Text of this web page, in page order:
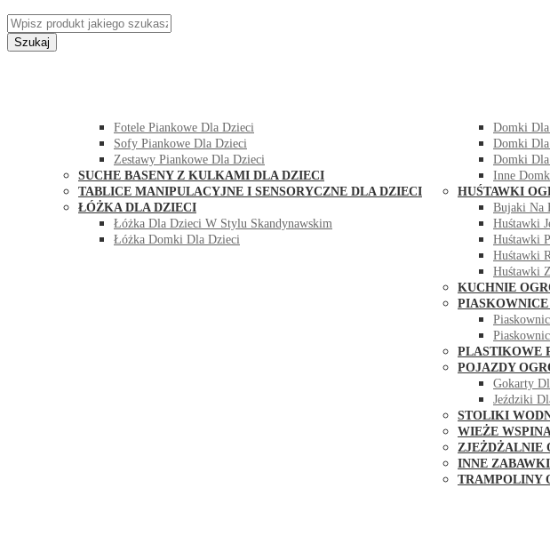
Szukaj
Fotele Piankowe Dla Dzieci
Sofy Piankowe Dla Dzieci
Zestawy Piankowe Dla Dzieci
SUCHE BASENY Z KULKAMI DLA DZIECI
TABLICE MANIPULACYJNE I SENSORYCZNE DLA DZIECI
ŁÓŻKA DLA DZIECI
Łóżka Dla Dzieci W Stylu Skandynawskim
Łóżka Domki Dla Dzieci
Domki
Domki Dla
Domki
Inne
HUŚTAWKI
Bujaki Na
Huśtawki
Huśtawki
Huśtawki
Huśtawki
KUCHNIE
PLASTIKOWE
POJAZDY
Gokarty
Jeździki
STOLIKI
WIEŻE
ZJEŻDŻALNIE
INNE
TRAMPOLINY